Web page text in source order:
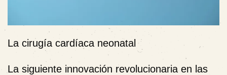
La cirugía cardíaca neonatal
La siguiente innovación revolucionaria en las